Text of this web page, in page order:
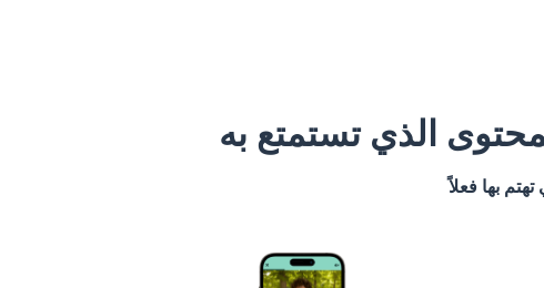
الذي تستمتع به
بها فعلاً